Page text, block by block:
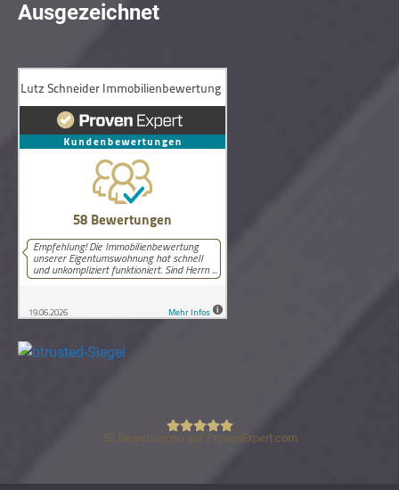
Ausgezeichnet
Lutz Schneider Immobilienbewertung
58 Bewertungen auf ProvenExpert.com